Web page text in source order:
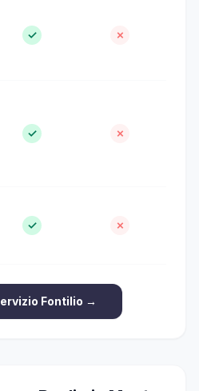
✓ ✗
✓ ✗
✓ ✗
Fontilio →